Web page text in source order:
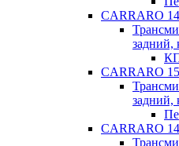
CARRARO
задний,
CARRARO
задний,
CARRARO